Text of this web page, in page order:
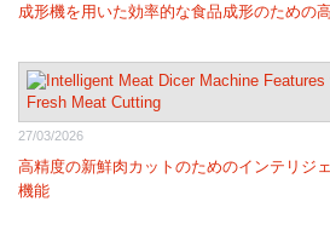
成形機を用いた効率的な食品成形のための
27/03/2026
高精度の新鮮肉カットのためのインテリジ
機能